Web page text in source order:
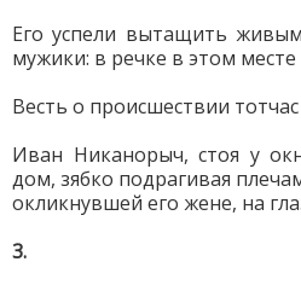
Его успели вытащить
мужики: в речке в этом месте
Весть о происшествии
Иван Никанорыч, стоя у
дом, зябко подрагивая
окликнувшей его жене, на
3.